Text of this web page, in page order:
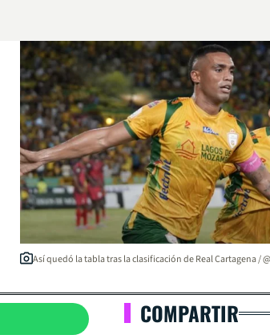
Así quedó la tabla tras la clasificación de Real Cartagena /
COMPARTIR